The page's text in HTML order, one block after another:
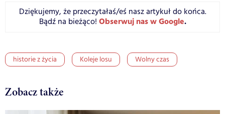
Dziękujemy, że przeczytałaś/eś nasz artykuł do końca.
Bądź na bieżąco! Obserwuj nas w Google.
historie z życia Koleje losu Wolny czas
Zobacz także